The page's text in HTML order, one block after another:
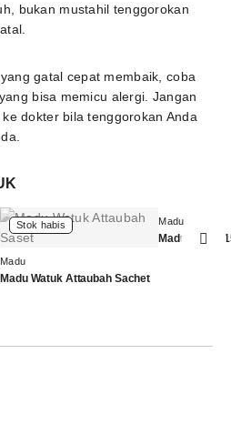
bukan mustahil tenggorokan
gatal cepat membaik, coba
bisa memicu alergi. Jangan
dokter bila tenggorokan Anda
Stok habis
Madu
Madu Watuk Attaubah Sachet
Madu
Madu Watuk